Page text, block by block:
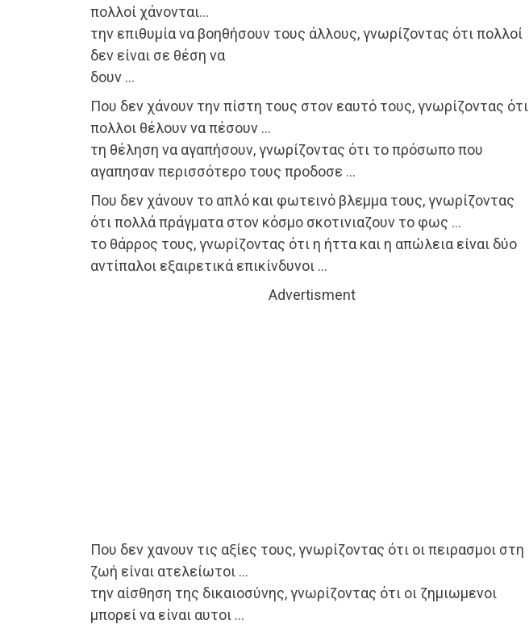
πολλοί χάνονται…
την επιθυμία να βοηθήσουν τους άλλους, γνωρίζοντας ότι πολλοί
δεν είναι σε θέση να
δουν …
Που δεν χάνουν την πίστη τους στον εαυτό τους, γνωρίζοντας ότι
πολλοι θέλουν να πέσουν …
τη θέληση να αγαπήσουν, γνωρίζοντας ότι το πρόσωπο που
αγαπησαν περισσότερο τους προδοσε …
Που δεν χάνουν το απλό και φωτεινό βλεμμα τους, γνωρίζοντας
ότι πολλά πράγματα στον κόσμο σκοτινιαζουν το φως …
το θάρρος τους, γνωρίζοντας ότι η ήττα και η απώλεια είναι δύο
αντίπαλοι εξαιρετικά επικίνδυνοι …
Advertisment
Που δεν χανουν τις αξίες τους, γνωρίζοντας ότι οι πειρασμοι στη
ζωή είναι ατελείωτοι …
την αίσθηση της δικαιοσύνης, γνωρίζοντας ότι οι ζημιωμενοι
μπορεί να είναι αυτοι …